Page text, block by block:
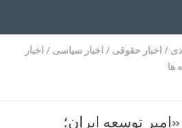
/ اخبار حقوقی / اخبار سیاسی / اخبار
ها
توسعه ایران؛